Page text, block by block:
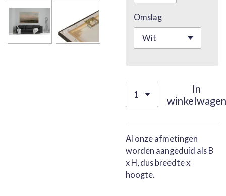
Omslag
In
winkelwagen
Al onze afmetingen
worden aangeduid als B
x H, dus breedte x
hoogte.